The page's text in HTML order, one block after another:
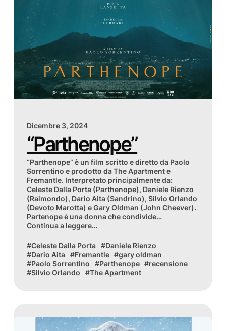
Dicembre 3, 2024
“Parthenope”
“Parthenope” è un film scritto e diretto da Paolo
Sorrentino e prodotto da The Apartment e
Fremantle. Interpretato principalmente da:
Celeste Dalla Porta (Parthenope), Daniele Rienzo
(Raimondo), Dario Aita (Sandrino), Silvio Orlando
(Devoto Marotta) e Gary Oldman (John Cheever).
Partenope è una donna che condivide…
Continua a leggere…
Celeste Dalla Porta
Daniele Rienzo
Dario Aita
Fremantle
gary oldman
Paolo Sorrentino
Parthenope
recensione
Silvio Orlando
The Apartment